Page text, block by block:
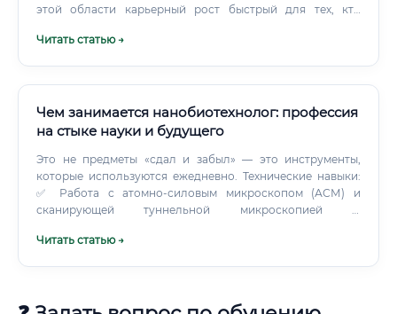
этой области карьерный рост быстрый для тех, кто
развивайтесь Область меняется с огромной скоростью.
Читать статью →
Чем занимается нанобиотехнолог: профессия
на стыке науки и будущего
Это не предметы «сдал и забыл» — это инструменты,
которые используются ежедневно. Технические навыки:
✅ Работа с атомно-силовым микроскопом (АСМ) и
сканирующей туннельной микроскопией ✅
этого не обойтись ✅ Динамическое рассеяние света (DLS)
микроэмульсия ✅ Работа с клеточными культурами и
Читать статью →